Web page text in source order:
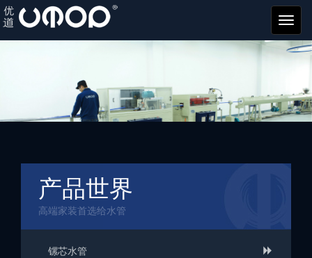
优道
管业
产品世界
高端家装首选给水管
镙芯水管 